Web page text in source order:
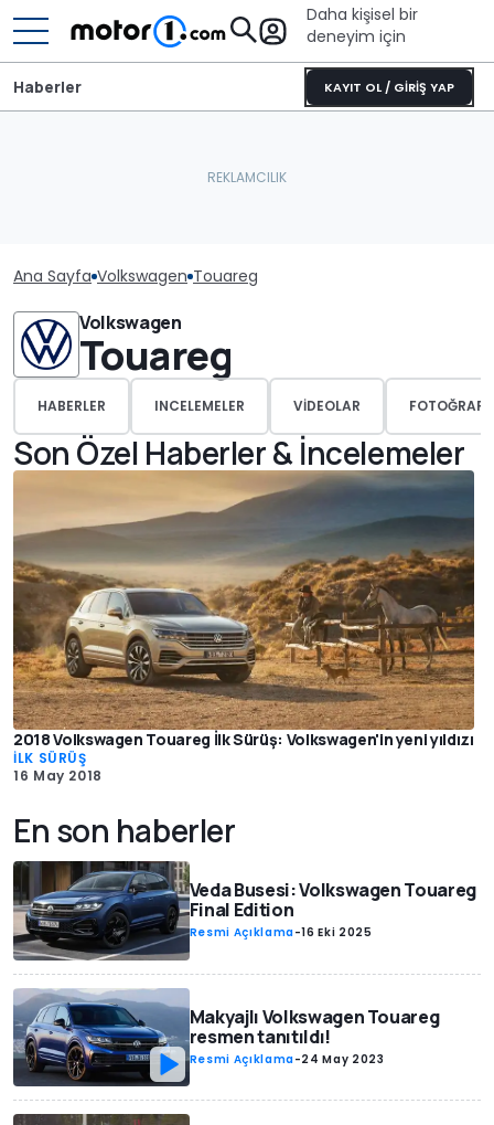
Daha kişisel bir
deneyim için
KAYIT OL / GİRİŞ YAP
Haberler
Ana Sayfa Volkswagen Touareg
Volkswagen
Touareg
HABERLER INCELEMELER VIDEOLAR
Son Özel Haberler & İncelemeler
2018 Volkswagen Touareg İlk Sürüş: Volkswagen'in yeni yıldızı
İLK SÜRÜŞ
16 May 2018
En son haberler
Veda Busesi: Volkswagen Touareg
Final Edition
Resmi Açıklama-16 Eki 2025
Makyajlı Volkswagen Touareg
resmen tanıtıldı!
Resmi Açıklama-24 May 2023